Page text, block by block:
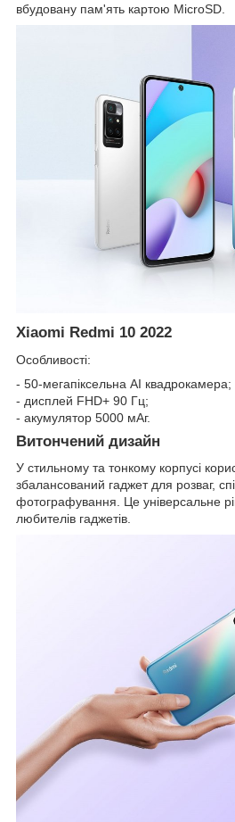
вбудовану пам'ять картою MicroSD.
Xiaomi Redmi 10 2022
Особливості:
- 50-мегапіксельна AI квадрокамера;
- дисплей FHD+ 90 Гц;
- акумулятор 5000 мАг.
Витончений дизайн
У стильному та тонкому корпусі
збалансований гаджет для розваг,
фотографування. Це універсальне
любителів гаджетів.